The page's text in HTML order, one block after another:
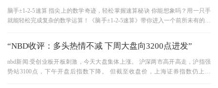
脑手±1-2-5速算 指尖上的数学奇迹，轻松掌握速算秘诀 你能想象吗？用一只手
就能轻松完成复杂的数学运算！《脑手±1-2-5速算》带你进入一个前所未有的数
“NBD收评：多头热情不减 下周大盘向3200点进发”
nbd新闻:受创业板开板刺激，今天大盘集体上涨。 沪深两市高开高走，沪指强
势站3100点，下午开盘后指数下降。 但截至收盘价，上海证券指数仍上涨